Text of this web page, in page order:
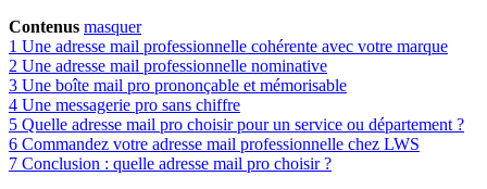
Contenus masquer
1 Une adresse mail professionnelle cohérente avec votre marque
2 Une adresse mail professionnelle nominative
3 Une boîte mail pro prononçable et mémorisable
4 Une messagerie pro sans chiffre
5 Quelle adresse mail pro choisir pour un service ou département ?
6 Commandez votre adresse mail professionnelle chez LWS
7 Conclusion : quelle adresse mail pro choisir ?